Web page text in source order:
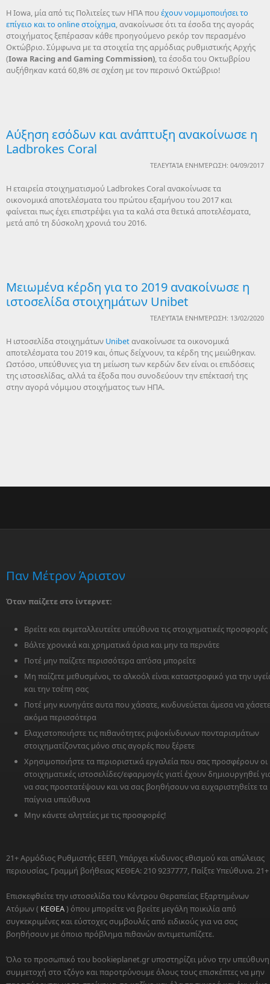
Η Iowa, μία από τις Πολιτείες των ΗΠΑ που έχουν νομιμοποιήσει το
επίγειο και το online στοίχημα, ανακοίνωσε ότι τα έσοδα της αγοράς
στοιχήματος ξεπέρασαν κάθε προηγούμενο ρεκόρ τον περασμένο
Οκτώβριο. Σύμφωνα με τα στοιχεία της αρμόδιας ρυθμιστικής Αρχής
(Iowa Racing and Gaming Commission), τα έσοδα του Οκτωβρίου
αυξήθηκαν κατά 60,8% σε σχέση με τον περσινό Οκτώβριο!
Αύξηση εσόδων και ανάπτυξη ανακοίνωσε η
Ladbrokes Coral
ΤΕΛΕΥΤΑΊΑ ΕΝΗΜΈΡΩΣΗ: 04/09/2017
Η εταιρεία στοιχηματισμού Ladbrokes Coral ανακοίνωσε τα
οικονομικά αποτελέσματα του πρώτου εξαμήνου του 2017 και
φαίνεται πως έχει επιστρέψει για τα καλά στα θετικά αποτελέσματα,
μετά από τη δύσκολη χρονιά του 2016.
Μειωμένα κέρδη για το 2019 ανακοίνωσε η
ιστοσελίδα στοιχημάτων Unibet
ΤΕΛΕΥΤΑΊΑ ΕΝΗΜΈΡΩΣΗ: 13/02/2020
Η ιστοσελίδα στοιχημάτων Unibetανακοίνωσε τα οικονομικά
αποτελέσματα του 2019 και, όπως δείχνουν, τα κέρδη της μειώθηκαν.
Ωστόσο, υπεύθυνες για τη μείωση των κερδών δεν είναι οι επιδόσεις
της ιστοσελίδας, αλλά τα έξοδα που συνοδεύουν την επέκτασή της
στην αγορά νόμιμου στοιχήματος των ΗΠΑ.
Παν Μέτρον Άριστον
Όταν παίζετε στο ίντερνετ:
Βρείτε και εκμεταλλευτείτε υπεύθυνα τις στοιχηματικές προσφορές
Βάλτε χρονικά και χρηματικά όρια και μην τα περνάτε
Ποτέ μην παίζετε περισσότερα απ'όσα μπορείτε
Μη παίζετε μεθυσμένοι, το αλκοόλ είναι καταστροφικό για την
και την τσέπη σας
Ποτέ μην κυνηγάτε αυτα που χάσατε, κινδυνεύεται άμεσα να χάσετε
ακόμα περισσότερα
Ελαχιστοποιήστε τις πιθανότητες ριψοκίνδυνων πονταρισμάτων
στοιχηματίζοντας μόνο στις αγορές που ξέρετε
Χρησιμοποιήστε τα περιοριστικά εργαλεία που σας προσφέρουν οι
στοιχηματικές ιστοσελίδες/εφαρμογές γιατί έχουν δημιουργηθεί
να σας προστατέψουν και να σας βοηθήσουν να ευχαριστηθείτε τα
παίγνια υπεύθυνα
Μην κάνετε αλητείες με τις προσφορές!
21+ Αρμόδιος Ρυθμιστής ΕΕΕΠ, Υπάρχει κίνδυνος εθισμού και απώλειας
περιουσίας, Γραμμή βοήθειας ΚΕΘΕΑ: 210 9237777, Παίξτε Υπεύθυνα. 21+
Επισκεφθείτε την ιστοσελίδα του Κέντρου Θεραπείας Εξαρτημένων
Ατόμων ( ΚΕΘΕΑ) όπου μπορείτε να βρείτε μεγάλη ποικιλία από
συγκεκριμένες και εύστοχες συμβουλές από ειδικούς για να σας
βοηθήσουν με όποιο πρόβλημα πιθανών αντιμετωπίζετε.
Όλο το προσωπικό του bookieplanet.gr υποστηρίζει μόνο την υπεύθυνη
συμμετοχή στο τζόγο και παροτρύνουμε όλους τους επισκέπτες να μην